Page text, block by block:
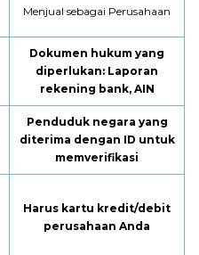
Menjual sebagai Perusahaan
Dokumen hukum yang
diperlukan: Laporan
rekening bank, AIN
Penduduk negara yang
diterima dengan ID untuk
memverifikasi
Harus kartu kredit/debit
perusahaan Anda